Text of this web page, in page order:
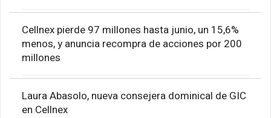
Cellnex pierde 97 millones hasta junio, un 15,6%
menos, y anuncia recompra de acciones por 200
millones
Laura Abasolo, nueva consejera dominical de GIC
en Cellnex